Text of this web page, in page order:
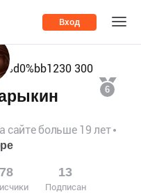
Вход
6
сайте больше 19 лет
13
Подписан